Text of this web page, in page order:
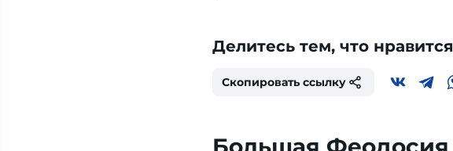
Делитесь тем, что нравится
Скопировать ссылку